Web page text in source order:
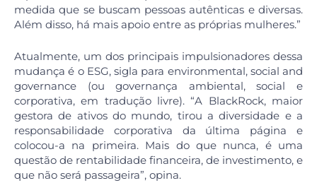
medida que se buscam pessoas autênticas e diversas.
Além disso, há mais apoio entre as próprias mulheres.”
Atualmente, um dos principais impulsionadores dessa
mudança é o ESG, sigla para environmental, social and
governance (ou governança ambiental, social e
corporativa, em tradução livre). “A BlackRock, maior
gestora de ativos do mundo, tirou a diversidade e a
responsabilidade corporativa da última página e
colocou-a na primeira. Mais do que nunca, é uma
questão de rentabilidade financeira, de investimento, e
que não será passageira”, opina.